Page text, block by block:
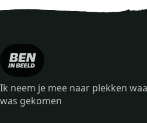
Ik neem je mee naar plekken
was gekomen